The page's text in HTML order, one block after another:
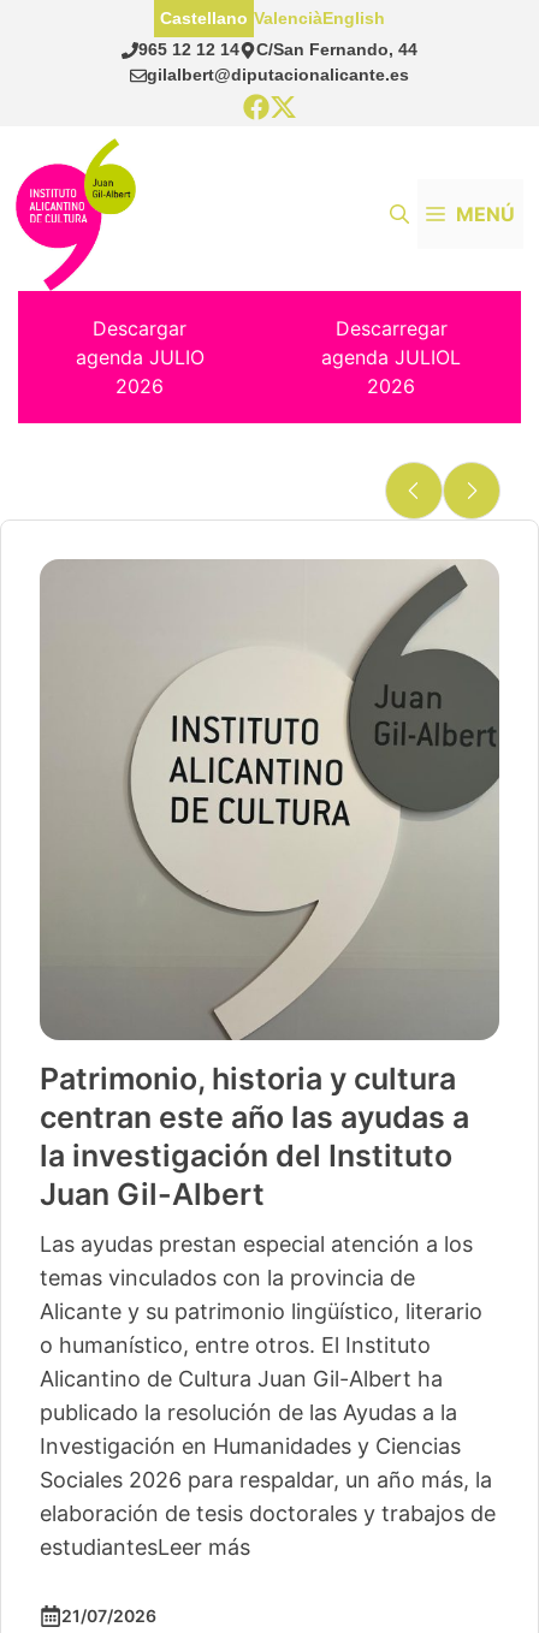
965 12 12 14
C/San Fernando, 44
gilalbert@diputacionalicante.es
Castellano ValenciàEnglish
MENÚ
Descargar
agenda JULIO
2026
Descarregar
agenda JULIOL
2026
Patrimonio, historia y cultura
centran este año las ayudas a
la investigación del Instituto
Juan Gil-Albert
Las ayudas prestan especial atención a los
temas vinculados con la provincia de
Alicante y su patrimonio lingüístico, literario
o humanístico, entre otros. El Instituto
Alicantino de Cultura Juan Gil-Albert ha
publicado la resolución de las Ayudas a la
Investigación en Humanidades y Ciencias
Sociales 2026 para respaldar, un año más, la
elaboración de tesis doctorales y trabajos de
estudiantesLeer más
21/07/2026